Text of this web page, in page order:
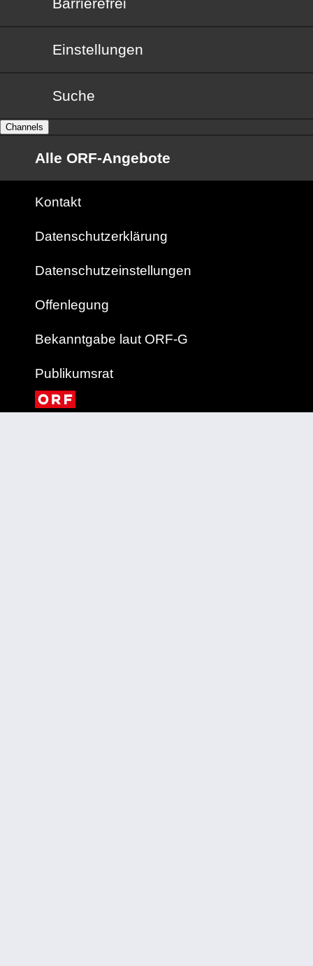
Einstellungen
Suche
Channels
Alle ORF-Angebote
Kontakt
Datenschutzerklärung
Datenschutzeinstellungen
Offenlegung
Bekanntgabe laut ORF-G
Publikumsrat